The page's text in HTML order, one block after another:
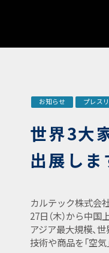
お知らせ プレス
世界3大
出展しま
カルテック株式会社
27日（木）から中国
アジア最大規模、
技術や商品を「空気